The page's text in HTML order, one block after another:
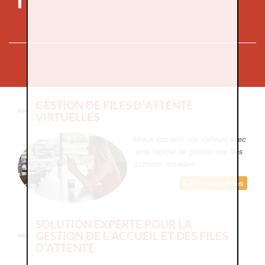
GESTION DE FILES D'ATTENTE
VIRTUELLES
Mieux accueillir vos visiteurs avec
notre logiciel de gestion des files
En savoir plus
SOLUTION EXPERTE POUR LA
GESTION DE L’ACCUEIL ET DES FILES
D’ATTENTE